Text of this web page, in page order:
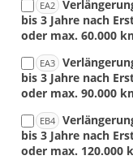
EA2
bis 3 Jahre nach
oder max. 60.000
EA3
bis 3 Jahre nach
oder max. 90.000
EB4
bis 3 Jahre nach
oder max. 120.000